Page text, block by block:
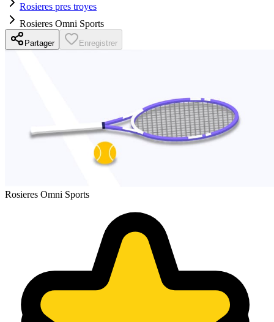
Rosieres pres troyes
Rosieres Omni Sports
Partager Enregistrer
Rosieres Omni Sports